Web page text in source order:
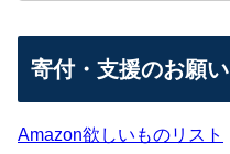
寄付・支援のお願い
Amazon欲しいものリスト